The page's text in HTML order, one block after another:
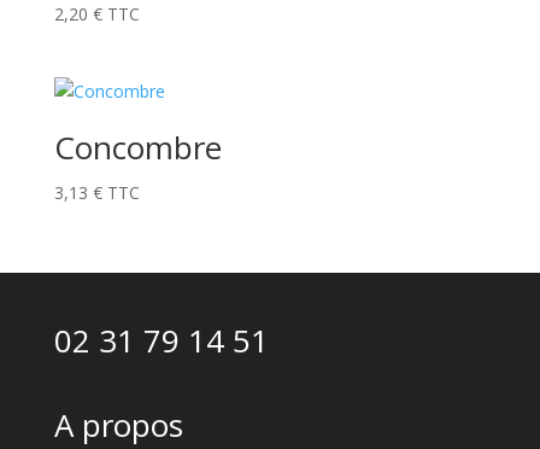
2,20 € TTC
Concombre
3,13 € TTC
02 31 79 14 51
A propos